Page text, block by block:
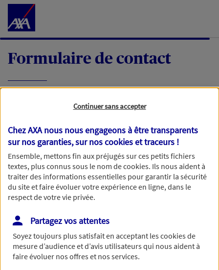
Accéder au Contenu
Formulaire de contact
demande, nous vous répondrons dans les
meilleurs délais par mail ou par téléphone.
Votre message :
Vous disposez de droits sur les informations vous concernant. Pour
plus d’informations,cliquez ici.
Continuer sans accepter
Chez AXA nous nous engageons à être transparents
sur nos garanties, sur noscookies et traceurs !
Ensemble, mettons fin aux préjugés sur ces petits fichiers
textes, plus connus sous le nom decookies. Ils nous aident à
traiter des informations essentielles pour garantir la sécurité
du site et faire évoluer votre expérience en ligne, dans le
respect de votre vie privée.
Partagez vos attentes
Soyez toujours plus satisfait en acceptant lescookiesde
mesure d’audience et d’avis utilisateurs qui nous aident à
faire évoluer nos offres et nos services.